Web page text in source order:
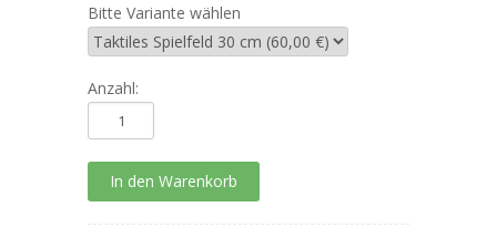
Bitte Variante wählen
Anzahl: